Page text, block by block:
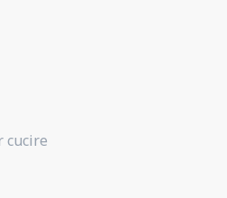
cucire